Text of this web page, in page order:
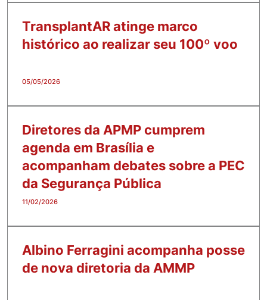
TransplantAR atinge marco
histórico ao realizar seu 100º voo
05/05/2026
Diretores da APMP cumprem
agenda em Brasília e
acompanham debates sobre a PEC
da Segurança Pública
11/02/2026
Albino Ferragini acompanha posse
de nova diretoria da AMMP